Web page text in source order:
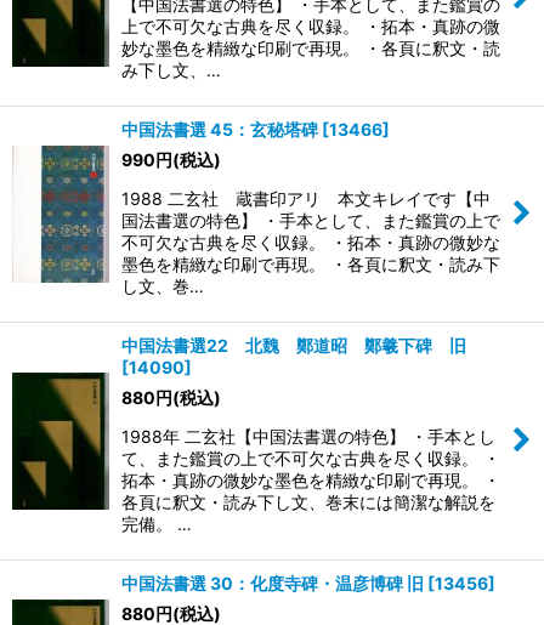
上で不可欠な古典を尽く収録。 ・拓本・真跡の微
妙な墨色を精緻な印刷で再現。 ・各頁に釈文・読
み下し文、…
中国法書選 45：玄秘塔碑 [13466]
990円(税込)
1988 二玄社 蔵書印アリ 本文キレイです【中
国法書選の特色】 ・手本として、また鑑賞の上で
不可欠な古典を尽く収録。 ・拓本・真跡の微妙な
墨色を精緻な印刷で再現。 ・各頁に釈文・読み下
し文、巻…
中国法書選22 北魏 鄭道昭 鄭羲下碑 旧
[14090]
880円(税込)
1988年 二玄社【中国法書選の特色】 ・手本とし
て、また鑑賞の上で不可欠な古典を尽く収録。 ・
拓本・真跡の微妙な墨色を精緻な印刷で再現。 ・
各頁に釈文・読み下し文、巻末には簡潔な解説を
完備。 …
中国法書選 30：化度寺碑・温彦博碑 旧 [13456]
880円(税込)